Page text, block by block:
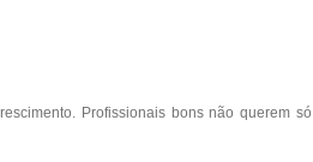
Profissionais bons não querem só